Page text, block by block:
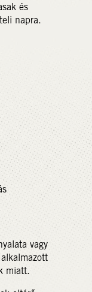
és
napra.
vagy
miatt.